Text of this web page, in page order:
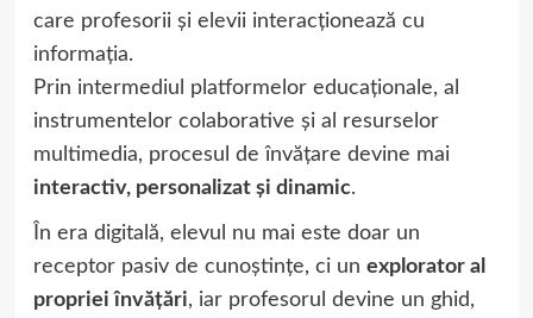
care profesorii și elevii interacționează cu
informația.
Prin intermediul platformelor educaționale, al
instrumentelor colaborative și al resurselor
multimedia, procesul de învățare devine mai
interactiv, personalizat și dinamic.
În era digitală, elevul nu mai este doar un
receptor pasiv de cunoștințe, ci un explorator al
propriei învățări, iar profesorul devine un ghid,